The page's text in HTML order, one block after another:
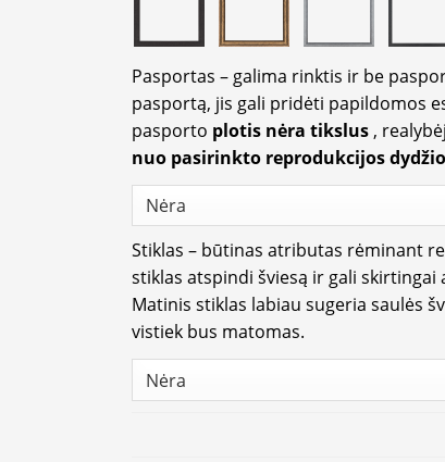
Pasportas – galima rinktis ir be
pasportą, jis gali pridėti papildomos
pasporto plotis nėra tikslus ,
nuo pasirinkto reprodukcijos dydžio
Stiklas – būtinas atributas rėminant
stiklas atspindi šviesą ir gali
Matinis stiklas labiau sugeria saulės
vistiek bus matomas.